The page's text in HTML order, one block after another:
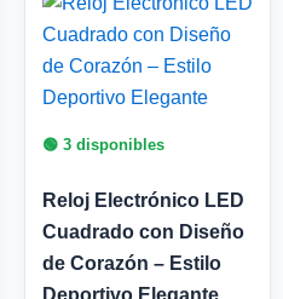
🟢 3 disponibles
Reloj Electrónico LED
Cuadrado con Diseño
de Corazón – Estilo